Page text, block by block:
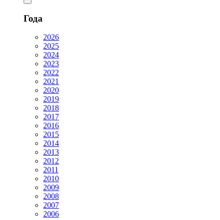
Года
2026
2025
2024
2023
2022
2021
2020
2019
2018
2017
2016
2015
2014
2013
2012
2011
2010
2009
2008
2007
2006